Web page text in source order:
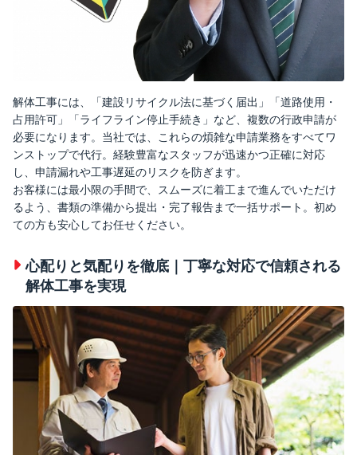
解体工事には、「建設リサイクル法に基づく届出」「道路使用・
占用許可」「ライフライン停止手続き」など、複数の行政申請が
必要になります。当社では、これらの煩雑な申請業務をすべてワ
ンストップで代行。経験豊富なスタッフが迅速かつ正確に対応
し、申請漏れや工事遅延のリスクを防ぎます。
お客様には最小限の手間で、スムーズに着工まで進んでいただけ
るよう、書類の準備から提出・完了報告まで一括サポート。初め
ての方も安心してお任せください。
心配りと気配りを徹底｜丁寧な対応で信頼される
解体工事を実現